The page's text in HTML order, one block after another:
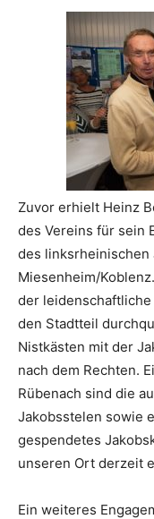
Zuvor erhielt Heinz
des Vereins für sein
des linksrheinischen
Miesenheim/
der leidenschaftliche
den Stadtteil
Nistkästen mit der
nach dem Rechten.
Rübenach sind die
Jakobsstelen sowie
gespendetes
unseren Ort derzeit
Ein weiteres